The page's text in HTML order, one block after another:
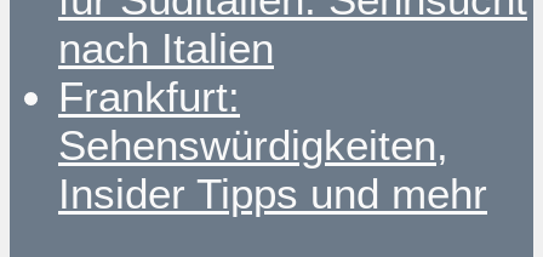
nach Italien
Frankfurt:
Sehenswürdigkeiten,
Insider Tipps und mehr